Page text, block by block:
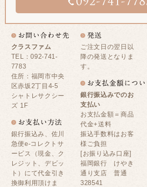
クラスファム
TEL：092-741-
7783
住所：福岡市中央
区赤坂2丁目4-5
シャトレサクシー
ズ 1F
銀行振込み、佐川
急便e-コレクトサ
ービス（現金、ク
レジット、デビッ
ト）にて代金引き
換御利用頂けま
ご注文日の翌日以
降の発送となりま
す。
銀行振込みでのお
支払い
お支払金額＝商品
代金+送料
振込手数料はお客
様ご負担
[お振り込み口座]
福岡銀行 けやき
通り支店 普通
328541